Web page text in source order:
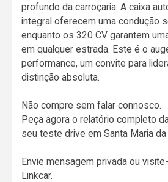
profundo da carroçaria. A caixa
integral oferecem uma condução
enquanto os 320 CV garantem
em qualquer estrada. Este é o
performance, um convite para
distinção absoluta.
Não compre sem falar connosco.
Peça agora o relatório completo
seu teste drive em Santa Maria da
Envie mensagem privada ou
Linkcar.